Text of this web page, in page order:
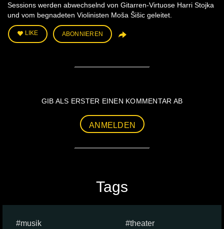
Sessions werden abwechselnd von Gitarren-Virtuose Harri Stojka
und vom begnadeten Violinisten Moša Šišic geleitet.
LIKE ABONNIEREN
GIB ALS ERSTER EINEN KOMMENTAR AB
ANMELDEN
Tags
musik
theater